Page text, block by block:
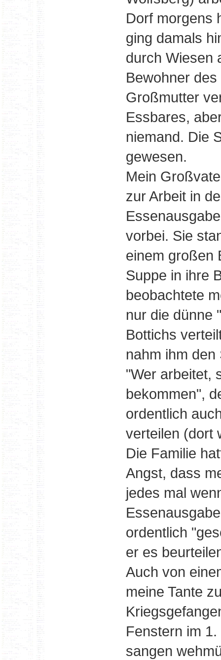
Dorf morgens
ging damals
durch Wiesen
Bewohner
Großmutter
Essbares,
niemand. Die
gewesen.
Mein
zur Arbeit in
vorbei. Sie
einem großen
Suppe in ihre
beobachtete
nur die dünne
Bottichs
nahm ihm
"Wer arbeitet,
bekommen",
ordentlich
verteilen (dort
Die Familie
Angst, dass
jedes mal
ordentlich
er es
Auch von
meine Tante
Fenstern im
sangen